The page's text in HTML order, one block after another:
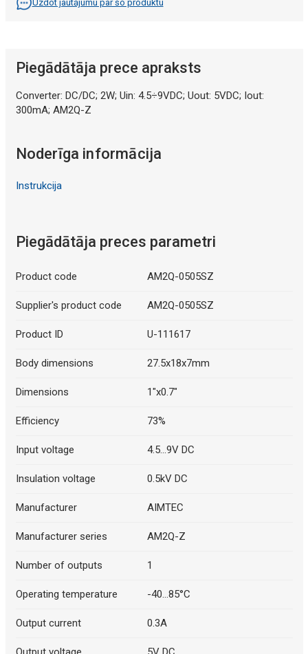
Uzdot jautājumu par šo produktu
Piegādātāja prece apraksts
Converter: DC/DC; 2W; Uin: 4.5÷9VDC; Uout: 5VDC; Iout:
300mA; AM2Q-Z
Noderīga informācija
Instrukcija
Piegādātāja preces parametri
Product code AM2Q-0505SZ
Supplier's product code AM2Q-0505SZ
Product ID U-111617
Body dimensions 27.5x18x7mm
Dimensions 1"x0.7"
Efficiency 73%
Input voltage 4.5...9V DC
Insulation voltage 0.5kV DC
Manufacturer AIMTEC
Manufacturer series AM2Q-Z
Number of outputs 1
Operating temperature -40...85°C
Output current 0.3A